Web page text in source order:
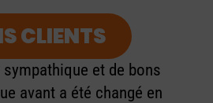
CLIENTS
et de bons
avant a été changé en